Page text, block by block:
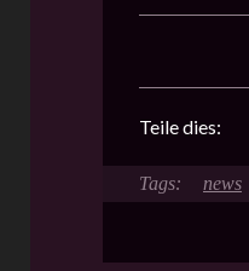
Teile dies:
news